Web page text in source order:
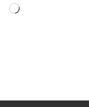
Chargement…